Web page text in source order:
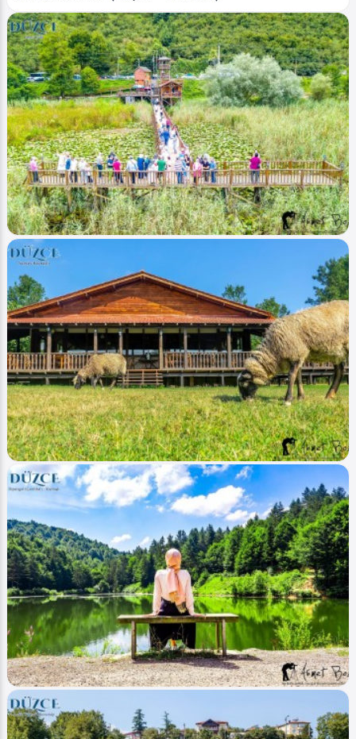
Image Akarsular - Streams
Efteni Gölü - Efteni Lake
Ahmet Bozdemir 0 6735 0
Image Köyler - Villages
Düzce Kaynaşlı Sazköy
Ahmet Bozdemir 0 4723 0